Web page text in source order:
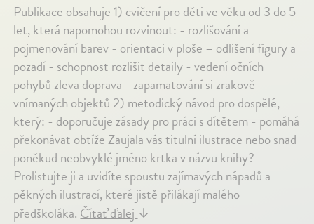
Publikace obsahuje 1) cvičení pro děti ve věku od 3 do 5
let, která napomohou rozvinout: - rozlišování a
pojmenování barev - orientaci v ploše – odlišení figury a
pozadí - schopnost rozlišit detaily - vedení očních
pohybů zleva doprava - zapamatování si zrakově
vnímaných objektů 2) metodický návod pro dospělé,
který: - doporučuje zásady pro práci s dítětem - pomáhá
překonávat obtíže Zaujala vás titulní ilustrace nebo snad
poněkud neobvyklé jméno krtka v názvu knihy?
Prolistujte ji a uvidíte spoustu zajímavých nápadů a
pěkných ilustrací, které jistě přilákají malého
předškoláka. Čítať ďalej ↓